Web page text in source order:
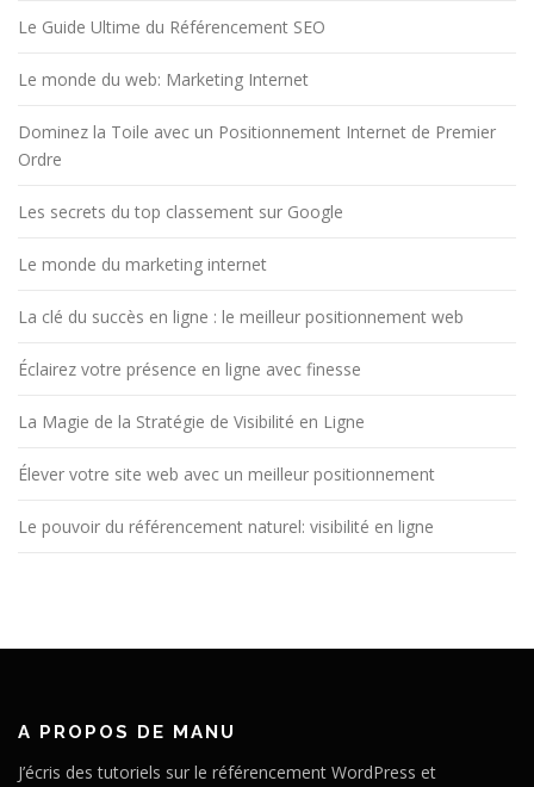
Le Guide Ultime du Référencement SEO
Le monde du web: Marketing Internet
Dominez la Toile avec un Positionnement Internet de Premier
Ordre
Les secrets du top classement sur Google
Le monde du marketing internet
La clé du succès en ligne : le meilleur positionnement web
Éclairez votre présence en ligne avec finesse
La Magie de la Stratégie de Visibilité en Ligne
Élever votre site web avec un meilleur positionnement
Le pouvoir du référencement naturel: visibilité en ligne
A PROPOS DE MANU
J’écris des tutoriels sur le référencement WordPress et